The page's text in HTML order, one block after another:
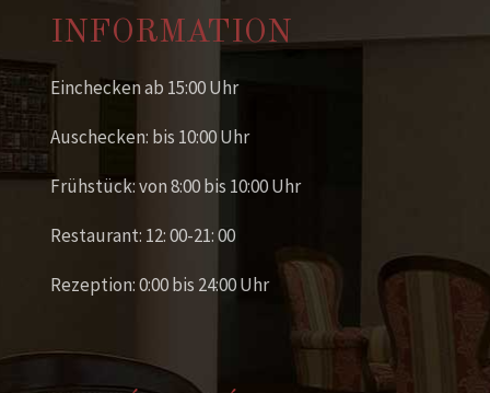
INFORMATION
Einchecken ab 15:00 Uhr
Auschecken: bis 10:00 Uhr
Frühstück: von 8:00 bis 10:00 Uhr
Restaurant: 12: 00-21: 00
Rezeption: 0:00 bis 24:00 Uhr